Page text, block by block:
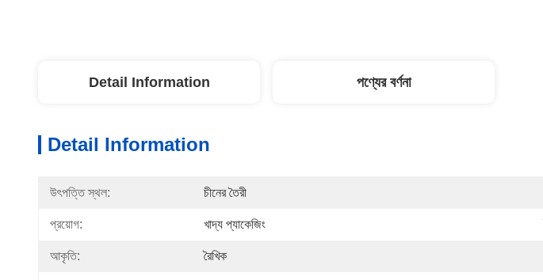
Detail Information পণ্যের বর্ণনা
Detail Information
উৎপত্তি স্থল: চীনের তৈরী
প্রয়োগ: খাদ্য প্যাকেজিং
আকৃতি: রৈখিক